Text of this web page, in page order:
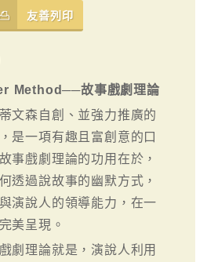
友善列印
Method──故事戲劇理論
文森自創、並強力推廣的
是一項有趣且富創意的口
事戲劇理論的功用在於，
透過說故事的幽默方式，
演說人的領導能力，在一
美呈現。
劇理論就是，演說人利用